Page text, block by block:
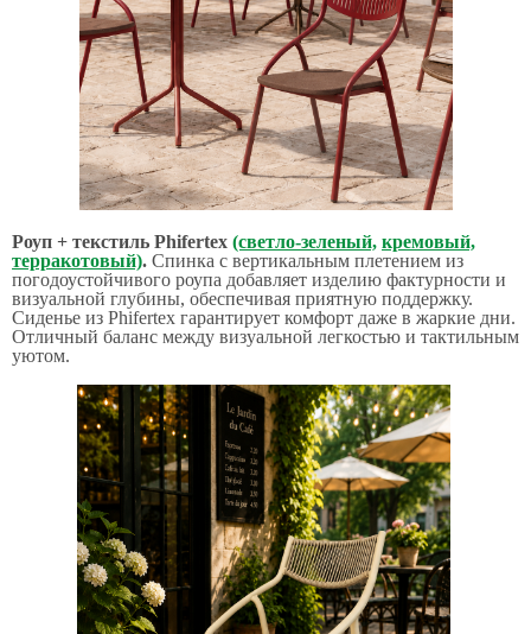
Роуп + текстиль Phifertex (светло-зеленый, кремовый,
терракотовый). Спинка с вертикальным плетением из
погодоустойчивого роупа добавляет изделию фактурности и
визуальной глубины, обеспечивая приятную поддержку.
Сиденье из Phifertex гарантирует комфорт даже в жаркие дни.
Отличный баланс между визуальной легкостью и тактильным
уютом.